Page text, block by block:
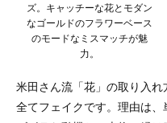
ズ。キャッチーな花とモダン
なゴールドのフラワーベース
のモードなミスマッチが魅
力。
米田さん流「花」の取り入
全てフェイクです。理由は